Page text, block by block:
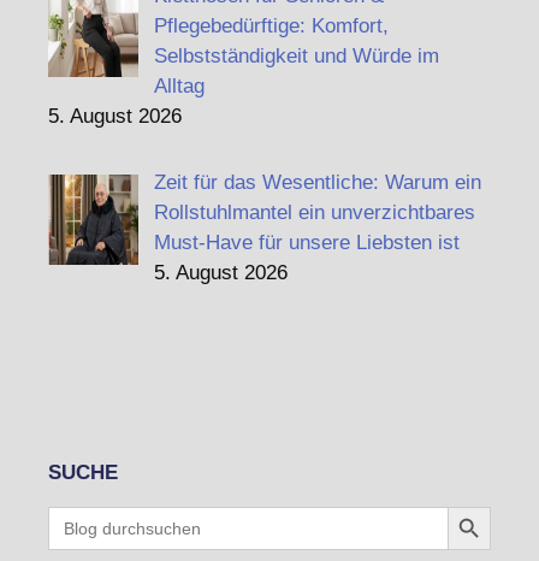
Pflegebedürftige: Komfort,
Selbstständigkeit und Würde im
Alltag
5. August 2026
Zeit für das Wesentliche: Warum ein
Rollstuhlmantel ein unverzichtbares
Must-Have für unsere Liebsten ist
5. August 2026
SUCHE
Search
for:
Search Button